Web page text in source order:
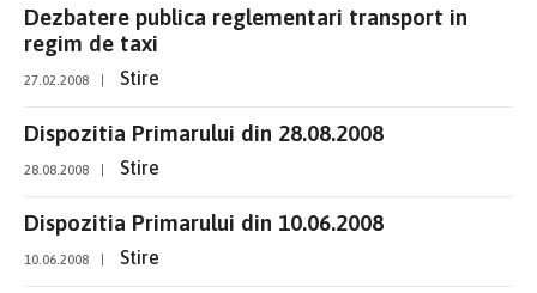
Dezbatere publica reglementari transport in
regim de taxi
27.02.2008 Stire
Dispozitia Primarului din 28.08.2008
28.08.2008 Stire
Dispozitia Primarului din 10.06.2008
10.06.2008 Stire